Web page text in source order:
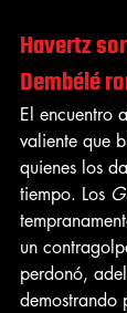
Havertz
Dembélé
El encuentro
valiente que
quienes los
tiempo. Los
un
perdonó,
demostrando